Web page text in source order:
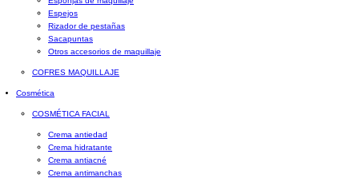
Espejos
Rizador de pestañas
Sacapuntas
Otros accesorios de maquillaje
COFRES MAQUILLAJE
Cosmética
COSMÉTICA FACIAL
Crema antiedad
Crema hidratante
Crema antiacné
Crema antimanchas